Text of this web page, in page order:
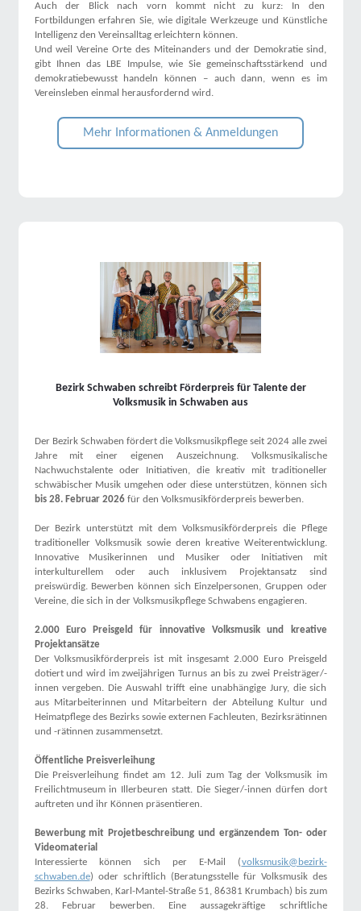
Auch der Blick nach vorn kommt nicht zu kurz: In den
Fortbildungen erfahren Sie, wie digitale Werkzeuge und Künstliche
Intelligenz den Vereinsalltag erleichtern können.
Und weil Vereine Orte des Miteinanders und der Demokratie sind,
gibt Ihnen das LBE Impulse, wie Sie gemeinschaftsstärkend und
demokratiebewusst handeln können – auch dann, wenn es im
Vereinsleben einmal herausfordernd wird.
Mehr Informationen & Anmeldungen
Bezirk Schwaben schreibt Förderpreis für Talente der
Volksmusik in Schwaben aus
Der Bezirk Schwaben fördert die Volksmusikpflege seit 2024 alle zwei
Jahre mit einer eigenen Auszeichnung. Volksmusikalische
Nachwuchstalente oder Initiativen, die kreativ mit traditioneller
schwäbischer Musik umgehen oder diese unterstützen, können sich
bis 28. Februar 2026für den Volksmusikförderpreis bewerben.
Der Bezirk unterstützt mit dem Volksmusikförderpreis die Pflege
traditioneller Volksmusik sowie deren kreative Weiterentwicklung.
Innovative Musikerinnen und Musiker oder Initiativen mit
interkulturellem oder auch inklusivem Projektansatz sind
preiswürdig. Bewerben können sich Einzelpersonen, Gruppen oder
Vereine, die sich in der Volksmusikpflege Schwabens engagieren.
2.000 Euro Preisgeld für innovative Volksmusik und kreative
Projektansätze
Der Volksmusikförderpreis ist mit insgesamt 2.000 Euro Preisgeld
dotiert und wird im zweijährigen Turnus an bis zu zwei Preisträger/-
innen vergeben. Die Auswahl trifft eine unabhängige Jury, die sich
aus Mitarbeiterinnen und Mitarbeitern der Abteilung Kultur und
Heimatpflege des Bezirks sowie externen Fachleuten, Bezirksrätinnen
und -rätinnen zusammensetzt.
Öffentliche Preisverleihung
Die Preisverleihung findet am 12. Juli zum Tag der Volksmusik im
Freilichtmuseum in Illerbeuren statt. Die Sieger/-innen dürfen dort
auftreten und ihr Können präsentieren.
Bewerbung mit Projetbeschreibung und ergänzendem Ton- oder
Videomaterial
Interessierte können sich per E-Mail (volksmusik@bezirk-
schwaben.de) oder schriftlich (Beratungsstelle für Volksmusik des
Bezirks Schwaben, Karl-Mantel-Straße 51, 86381 Krumbach) bis zum
28. Februar bewerben. Eine aussagekräftige schriftliche